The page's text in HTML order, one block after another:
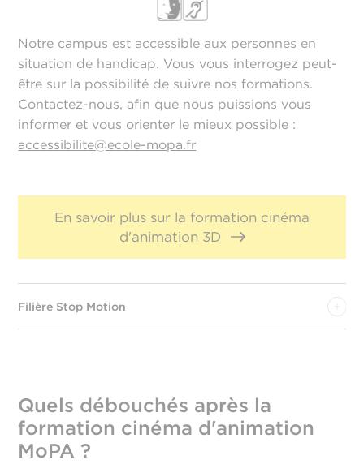
Notre campus est accessible aux personnes en
situation de handicap. Vous vous interrogez peut-
être sur la possibilité de suivre nos formations.
Contactez-nous, afin que nous puissions vous
informer et vous orienter le mieux possible :
accessibilite@ecole-mopa.fr
En savoir plus sur la formation cinéma
d'animation 3D
Filière Stop Motion
Quels débouchés après la
formation cinéma d'animation
MoPA ?